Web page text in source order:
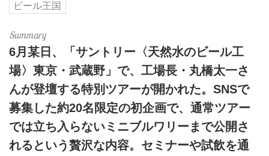
ビール王国
6月某日、「サントリー〈天然水のビール工
場〉東京・武蔵野」で、工場長・丸橋太一さ
んが登壇する特別ツアーが開かれた。SNSで
募集した約20名限定の初企画で、通常ツアー
では立ち入らないミニブルワリーまで公開さ
れるという贅沢な内容。セミナーや試飲を通